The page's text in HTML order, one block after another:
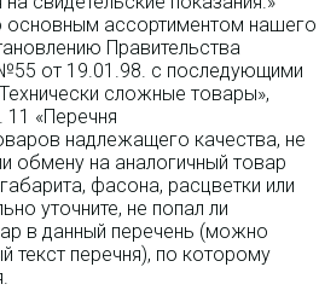
ассортиментом нашего
Правительства
от 19.01.98. с последующими
сложные товары»,
«Перечня
надлежащего качества, не
обмену на аналогичный товар
фасона, расцветки или
уточните, не попал ли
в данный перечень (можно
текст перечня), по которому